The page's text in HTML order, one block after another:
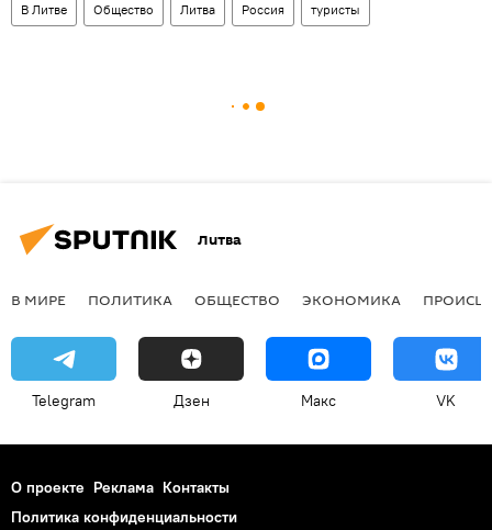
В Литве Общество Литва Россия туристы
Литва
В МИРЕ ПОЛИТИКА ОБЩЕСТВО ЭКОНОМИКА
Telegram Дзен Макс VK
О проекте Реклама Контакты
Политика конфиденциальности